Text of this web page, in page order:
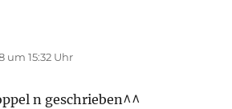
um 15:32 Uhr
n geschrieben^^